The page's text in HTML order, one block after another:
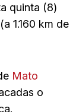
quinta (8)
1.160 km de
Mato
o